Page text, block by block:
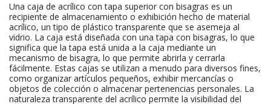
Una caja de acrílico con tapa superior con bisagras es un
recipiente de almacenamiento o exhibición hecho de material
acrílico, un tipo de plástico transparente que se asemeja al
vidrio. La caja está diseñada con una tapa con bisagras, lo que
significa que la tapa está unida a la caja mediante un
mecanismo de bisagra, lo que permite abrirla y cerrarla
fácilmente. Estas cajas se utilizan a menudo para diversos fines,
como organizar artículos pequeños, exhibir mercancías o
objetos de colección o almacenar pertenencias personales. La
naturaleza transparente del acrílico permite la visibilidad del